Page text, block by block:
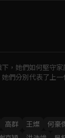
Play
，她們如何堅守
們分別代表了上
高群 王燦 何豪